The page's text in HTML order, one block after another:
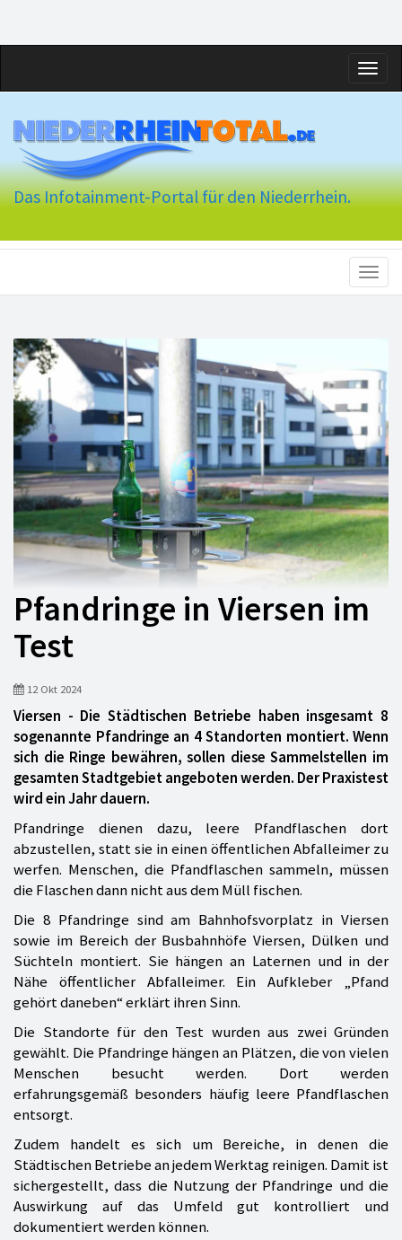
Das Infotainment-Portal für den Niederrhein.
Pfandringe in Viersen im
Test
12 Okt 2024
Viersen - Die Städtischen Betriebe haben insgesamt 8
sogenannte Pfandringe an 4 Standorten montiert. Wenn
sich die Ringe bewähren, sollen diese Sammelstellen im
gesamten Stadtgebiet angeboten werden. Der Praxistest
wird ein Jahr dauern.
Pfandringe dienen dazu, leere Pfandflaschen dort
abzustellen, statt sie in einen öffentlichen Abfalleimer zu
werfen. Menschen, die Pfandflaschen sammeln, müssen
die Flaschen dann nicht aus dem Müll fischen.
Die 8 Pfandringe sind am Bahnhofsvorplatz in Viersen
sowie im Bereich der Busbahnhöfe Viersen, Dülken und
Süchteln montiert. Sie hängen an Laternen und in der
Nähe öffentlicher Abfalleimer. Ein Aufkleber „Pfand
gehört daneben“ erklärt ihren Sinn.
Die Standorte für den Test wurden aus zwei Gründen
gewählt. Die Pfandringe hängen an Plätzen, die von vielen
Menschen besucht werden. Dort werden
erfahrungsgemäß besonders häufig leere Pfandflaschen
entsorgt.
Zudem handelt es sich um Bereiche, in denen die
Städtischen Betriebe an jedem Werktag reinigen. Damit ist
sichergestellt, dass die Nutzung der Pfandringe und die
Auswirkung auf das Umfeld gut kontrolliert und
dokumentiert werden können.